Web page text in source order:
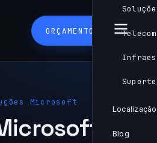
Telecom
Localização
Blog
ORÇAMENTO
Microsoft